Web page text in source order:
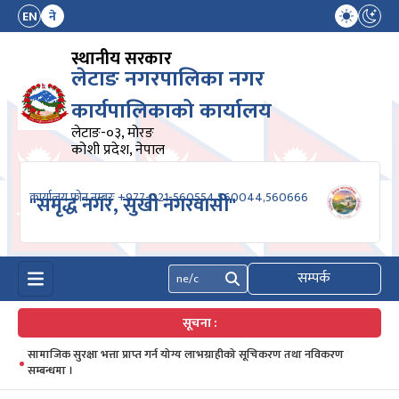
EN ने
स्थानीय सरकार
लेटाङ नगरपालिका नगर
कार्यपालिकाको कार्यालय
लेटाङ-०३, मोरङ
कोशी प्रदेश, नेपाल
कार्यालय फोन नम्बरः +977-021-560554,560044,560666
"समृद्ध नगर, सुखी नगरवासी"
खोज्नुहोस् सम्पर्क
सूचना :
सामाजिक सुरक्षा भत्ता प्राप्त गर्न योग्य लाभग्राहीको सूचिकरण तथा नविकरण
सम्बन्धमा ।